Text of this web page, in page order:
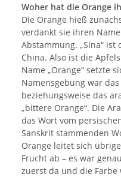
Woher hat die Orange
Die Orange hieß
verdankt sie ihren
Abstammung. „Sina“
China. Also ist die
Name „Orange“ setzte
Namensgebung war
beziehungsweise das
„bittere Orange“. Die
das Wort vom
Sanskrit stammenden
Orange leitet sich
Frucht ab – es war
zuerst da und die